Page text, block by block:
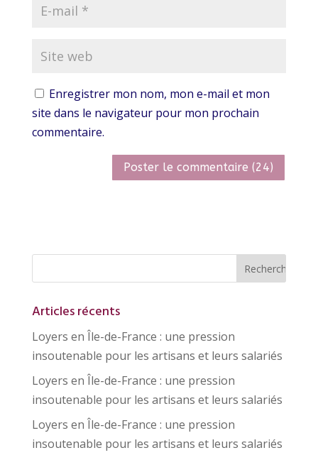
Enregistrer mon nom, mon e-mail et mon
site dans le navigateur pour mon prochain
commentaire.
Articles récents
Loyers en Île-de-France : une pression
insoutenable pour les artisans et leurs salariés
Loyers en Île-de-France : une pression
insoutenable pour les artisans et leurs salariés
Loyers en Île-de-France : une pression
insoutenable pour les artisans et leurs salariés